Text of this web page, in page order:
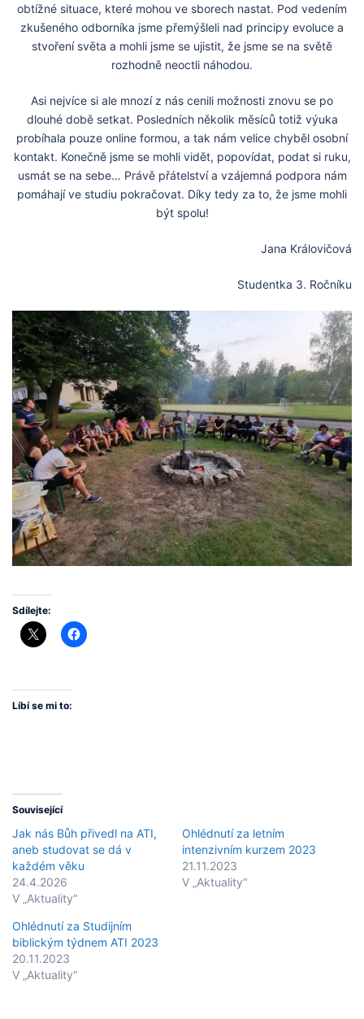
obtížné situace, které mohou ve sborech nastat. Pod vedením
zkušeného odborníka jsme přemýšleli nad principy evoluce a
stvoření světa a mohli jsme se ujistit, že jsme se na světě
rozhodně neoctli náhodou.
Asi nejvíce si ale mnozí z nás cenili možnosti znovu se po
dlouhé době setkat. Posledních několik měsíců totiž výuka
probíhala pouze online formou, a tak nám velice chyběl osobní
kontakt. Konečně jsme se mohli vidět, popovídat, podat si ruku,
usmát se na sebe… Právě přátelství a vzájemná podpora nám
pomáhají ve studiu pokračovat. Díky tedy za to, že jsme mohli
být spolu!
Jana Královičová
Studentka 3. Ročníku
Sdílejte:
Líbí se mi to:
Související
Jak nás Bůh přivedl na ATI,
aneb studovat se dá v
každém věku
24.4.2026
V „Aktuality“
Ohlédnutí za letním
intenzivním kurzem 2023
21.11.2023
V „Aktuality“
Ohlédnutí za Studijním
biblickým týdnem ATI 2023
20.11.2023
V „Aktuality“